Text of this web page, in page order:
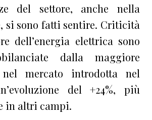
del settore, anche nella
si sono fatti sentire. Criticità
dell’energia elettrica sono
dalla maggiore
nel mercato introdotta nel
del +24%, più
in altri campi.